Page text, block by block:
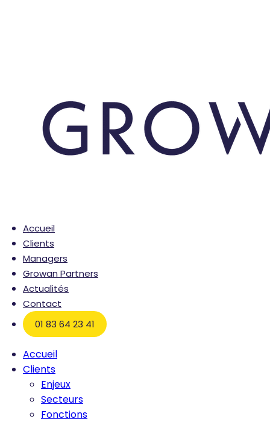
Accueil
Clients
Managers
Growan Partners
Actualités
Contact
01 83 64 23 41
Accueil
Clients
Enjeux
Secteurs
Fonctions